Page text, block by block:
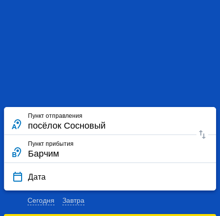
Пункт отправления
Пункт прибытия
Дата
Сегодня Завтра